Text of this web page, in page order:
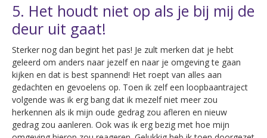
5. Het houdt niet op als je bij mij de
deur uit gaat!
Sterker nog dan begint het pas! Je zult merken dat je hebt
geleerd om anders naar jezelf en naar je omgeving te gaan
kijken en dat is best spannend! Het roept van alles aan
gedachten en gevoelens op. Toen ik zelf een loopbaantraject
volgende was ik erg bang dat ik mezelf niet meer zou
herkennen als ik mijn oude gedrag zou afleren en nieuw
gedrag zou aanleren. Ook was ik erg bezig met hoe mijn